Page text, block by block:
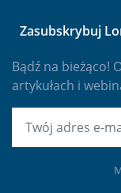
Zasubskrybuj
Bądź na bieżąco!
artykułach i